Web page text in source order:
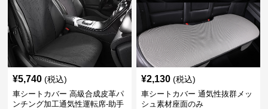
¥5,740 (税込)
車シートカバー 高級合成皮革パ
ンチング加工通気性運転席-助手
¥2,130 (税込)
車シートカバー 通気性抜群メッ
シュ素材座面のみ